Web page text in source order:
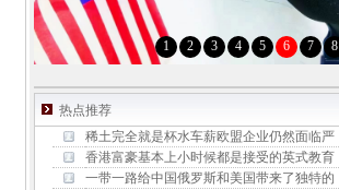
1 2 3 4 5 6 7 8
热点推荐
稀土完全就是杯水车薪欧盟企业仍然面临严
香港富豪基本上小时候都是接受的英式教育
一带一路给中国俄罗斯和美国带来了独特的